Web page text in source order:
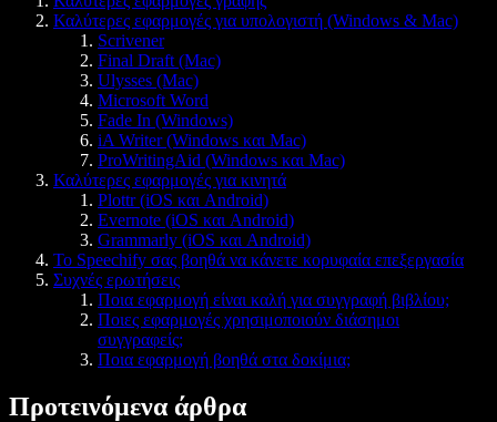
Καλύτερες εφαρμογές για υπολογιστή (Windows & Mac)
Scrivener
Final Draft (Mac)
Ulysses (Mac)
Microsoft Word
Fade In (Windows)
iA Writer (Windows και Mac)
ProWritingAid (Windows και Mac)
Καλύτερες εφαρμογές για κινητά
Plottr (iOS και Android)
Evernote (iOS και Android)
Grammarly (iOS και Android)
Το Speechify σας βοηθά να κάνετε κορυφαία επεξεργασία
Συχνές ερωτήσεις
Ποια εφαρμογή είναι καλή για συγγραφή βιβλίου;
Ποιες εφαρμογές χρησιμοποιούν διάσημοι
συγγραφείς;
Ποια εφαρμογή βοηθά στα δοκίμια;
Προτεινόμενα άρθρα